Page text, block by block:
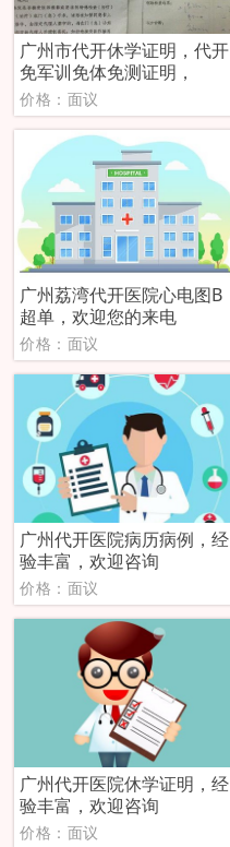
广州市代开休学证明，代开
免军训免体免测证明，
价格：面议
广州荔湾代开医院心电图B
超单，欢迎您的来电
价格：面议
广州代开医院病历病例，经
验丰富，欢迎咨询
价格：面议
广州代开医院休学证明，经
验丰富，欢迎咨询
价格：面议